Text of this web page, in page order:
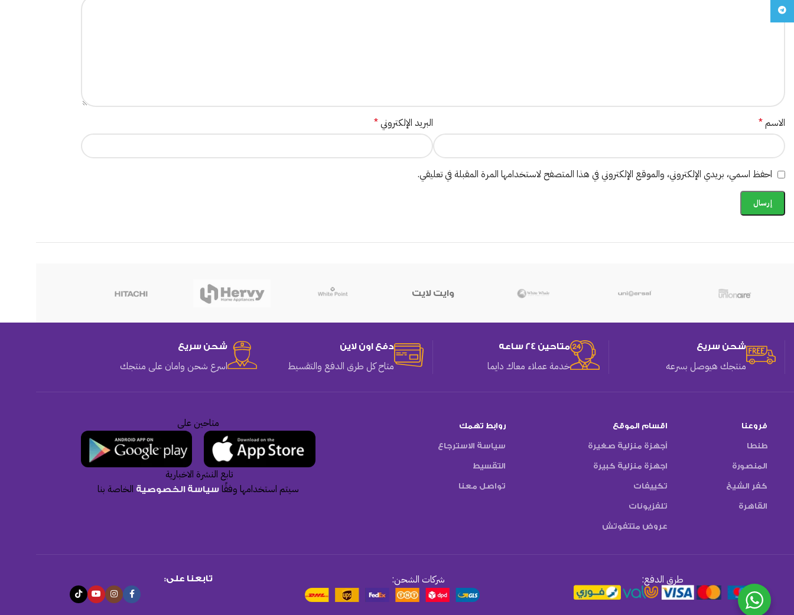
الاسم* البريد الإلكتروني*
احفظ اسمي، بريدي الإلكتروني، والموقع الإلكتروني في هذا المتصفح لاستخدامها المرة المقبلة في تعليقي.
وايت لايت
شحن سريع
منتجك هيوصل بسرعه
متاحين 24 ساعه
خدمة عملاء معاك دايما
دفع اون لاين
متاح كل طرق الدفع والتقسيط
شحن سريع
اسرع شحن وامان على منتجك
فروعنا
طنطا
المنصورة
كفر الشيخ
القاهرة
اقسام الموقع
أجهزة منزلية صغيرة
اجهزة منزلية كبيرة
تكييفات
تلفزيونات
عروض متتفوتش
روابط تهمك
سياسة الاسترجاع
التقسيط
تواصل معنا
متاحين على
تابع النشرة الاخبارية
سيتم استخدامها وفقًاسياسة الخصوصية الخاصة بنا
طرق الدفع: شركات الشحن: تابعنا على: